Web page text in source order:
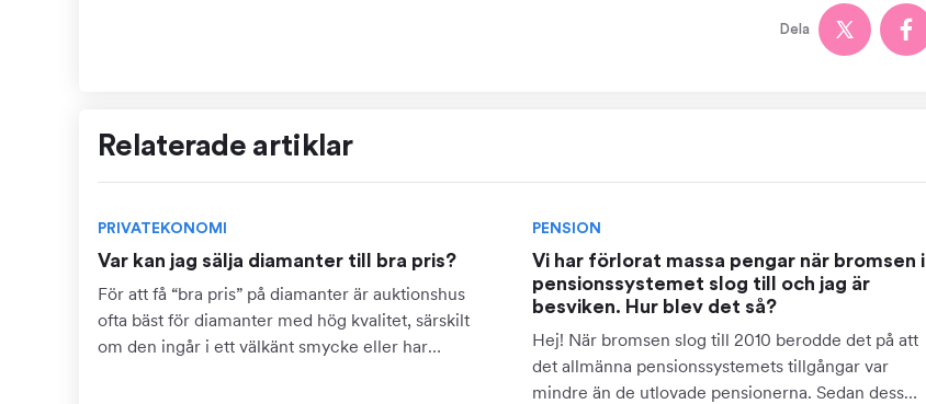
Dela
Relaterade artiklar
PRIVATEKONOMI
Var kan jag sälja diamanter till bra pris?
För att få “bra pris” på diamanter är auktionshus
ofta bäst för diamanter med hög kvalitet, särskilt
om den ingår i ett välkänt smycke eller har
PENSION
Vi har förlorat massa pengar när bromsen i
pensionssystemet slog till och jag är
besviken. Hur blev det så?
Hej! När bromsen slog till 2010 berodde det på att
det allmänna pensionssystemets tillgångar var
mindre än de utlovade pensionerna. Sedan dess